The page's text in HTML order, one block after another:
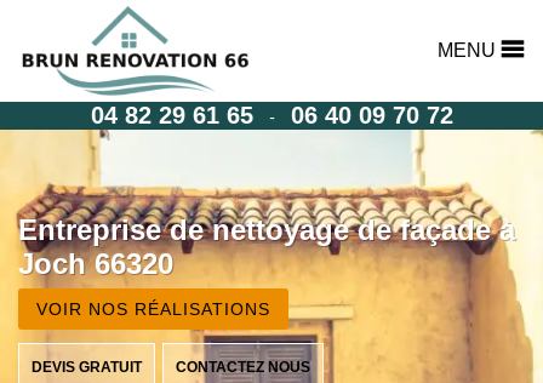
MENU
04 82 29 61 65 - 06 40 09 70 72
Entreprise de nettoyage de façade à
Joch 66320
VOIR NOS RÉALISATIONS
DEVIS GRATUIT CONTACTEZ NOUS